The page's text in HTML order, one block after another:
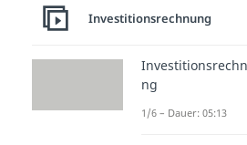
Analyse
kannst mit
anfangen?
Investitionsrechnung
ng
1/6 – Dauer: 05:13